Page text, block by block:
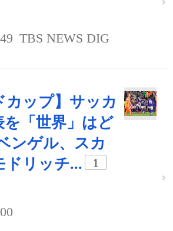
TBS NEWS DIG
カップ】サッカ
を「世界」はど
ンゲル、スカ
ドリッチ...
1